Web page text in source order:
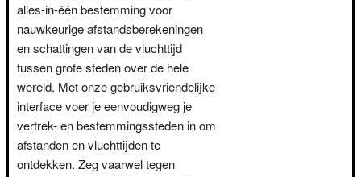
alles-in-één bestemming voor
nauwkeurige afstandsberekeningen
en schattingen van de vluchttijd
tussen grote steden over de hele
wereld. Met onze gebruiksvriendelijke
interface voer je eenvoudigweg je
vertrek- en bestemmingssteden in om
afstanden en vluchttijden te
ontdekken. Zeg vaarwel tegen